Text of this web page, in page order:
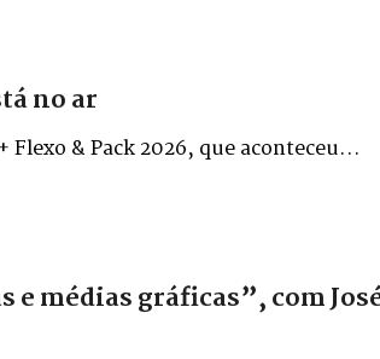
no ar
& Pack 2026, que aconteceu
e médias gráficas”, com